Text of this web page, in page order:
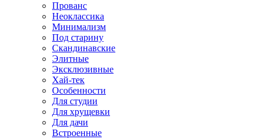
Прованс
Неоклассика
Минимализм
Под старину
Скандинавские
Элитные
Эксклюзивные
Хай-тек
Особенности
Для студии
Для хрущевки
Для дачи
Встроенные